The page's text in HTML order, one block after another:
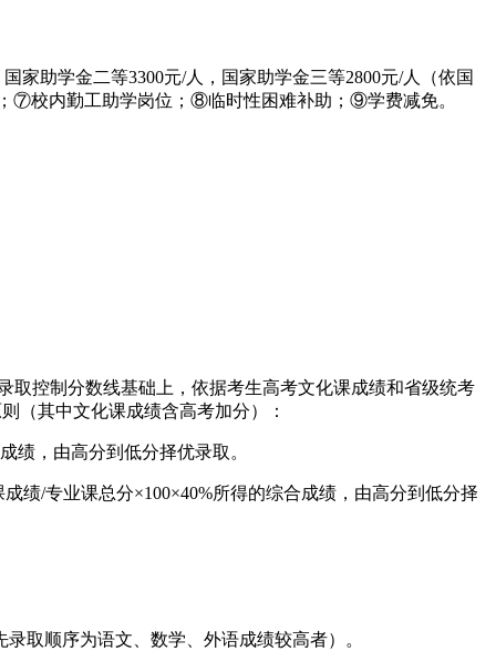
助学金二等3300元/人，国家助学金三等2800元/人（依国
⑦校内勤工助学岗位；⑧临时性困难补助；⑨学费减免。
取控制分数线基础上，依据考生高考文化课成绩和省级统考
（其中文化课成绩含高考加分）：
绩，由高分到低分择优录取。
绩/专业课总分×100×40%所得的综合成绩，由高分到低分择
取顺序为语文、数学、外语成绩较高者）。